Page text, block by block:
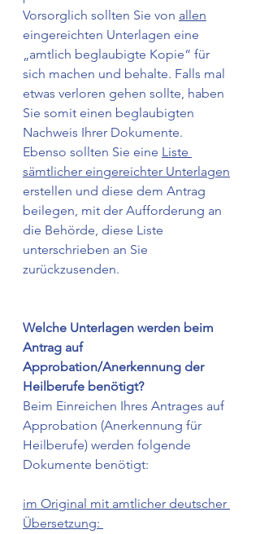
Vorsorglich sollten Sie von allen
eingereichten Unterlagen eine
„amtlich beglaubigte Kopie“ für
sich machen und behalte. Falls mal
etwas verloren gehen sollte, haben
Sie somit einen beglaubigten
Nachweis Ihrer Dokumente.
Ebenso sollten Sie eine Liste
sämtlicher eingereichter Unterlagen
erstellen und diese dem Antrag
beilegen, mit der Aufforderung an
die Behörde, diese Liste
unterschrieben an Sie
zurückzusenden.
Welche Unterlagen werden beim
Antrag auf
Approbation/Anerkennung der
Heilberufe benötigt?
Beim Einreichen Ihres Antrages auf
Approbation (Anerkennung für
Heilberufe) werden folgende
Dokumente benötigt:
im Original mit amtlicher deutscher
Übersetzung: